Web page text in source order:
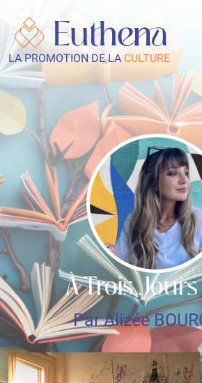
LA PROMOTION DE LACULTURE
À Trois
Par Alizée